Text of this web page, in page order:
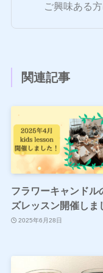
ご興味ある
関連記事
フラワーキャンドル
ズレッスン開催しま
2025年6月28日